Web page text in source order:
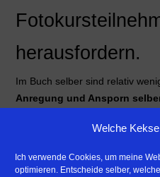
Welche
Ich verwende Cookies, um meine
optimieren. Entscheide selber,
herausfordern.
Im Buch selber sind relativ
Anregung und Ansporn